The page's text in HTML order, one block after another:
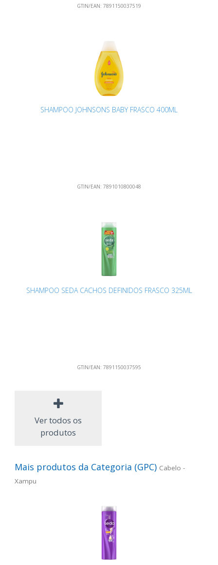
GTIN/EAN: 7891150037519
SHAMPOO JOHNSONS BABY FRASCO 400ML
GTIN/EAN: 7891010800048
SHAMPOO SEDA CACHOS DEFINIDOS FRASCO 325ML
GTIN/EAN: 7891150037595
Ver todos os
produtos
Mais produtos da Categoria (GPC) Cabelo -
Xampu